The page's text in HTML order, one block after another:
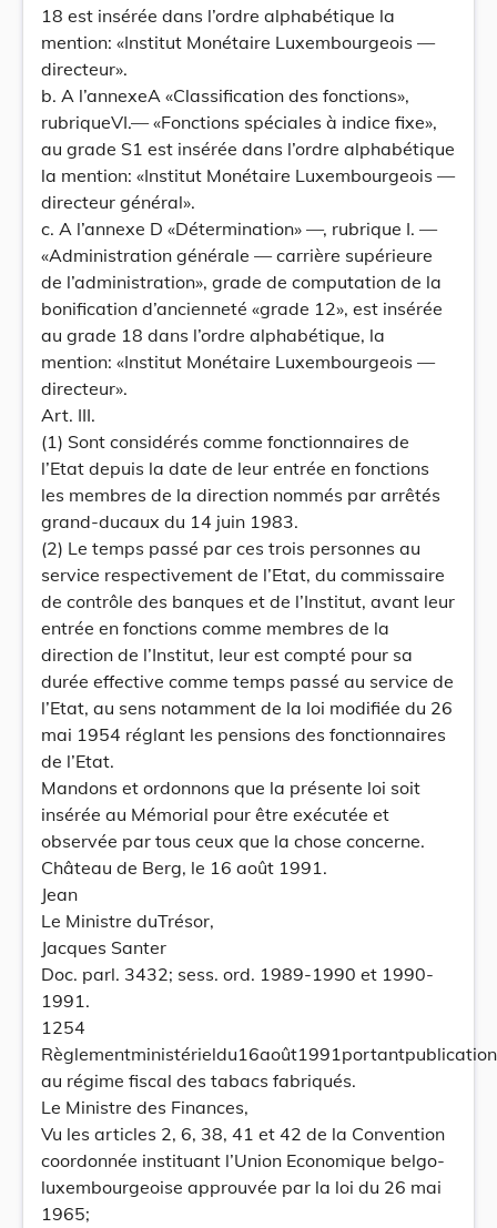
18 est insérée dans l’ordre alphabétique la
mention: «Institut Monétaire Luxembourgeois —
directeur».
b. A l’annexeA «Classification des fonctions»,
rubriqueVI.— «Fonctions spéciales à indice fixe»,
au grade S1 est insérée dans l’ordre alphabétique
la mention: «Institut Monétaire Luxembourgeois —
directeur général».
c. A l’annexe D «Détermination» —, rubrique I. —
«Administration générale — carrière supérieure
de l’administration», grade de computation de la
bonification d’ancienneté «grade 12», est insérée
au grade 18 dans l’ordre alphabétique, la
mention: «Institut Monétaire Luxembourgeois —
directeur».
Art. III.
(1) Sont considérés comme fonctionnaires de
l’Etat depuis la date de leur entrée en fonctions
les membres de la direction nommés par arrêtés
grand-ducaux du 14 juin 1983.
(2) Le temps passé par ces trois personnes au
service respectivement de l’Etat, du commissaire
de contrôle des banques et de l’Institut, avant leur
entrée en fonctions comme membres de la
direction de l’Institut, leur est compté pour sa
durée effective comme temps passé au service de
l’Etat, au sens notamment de la loi modifiée du 26
mai 1954 réglant les pensions des fonctionnaires
de l’Etat.
Mandons et ordonnons que la présente loi soit
insérée au Mémorial pour être exécutée et
observée par tous ceux que la chose concerne.
Château de Berg, le 16 août 1991.
Jean
Le Ministre duTrésor,
Jacques Santer
Doc. parl. 3432; sess. ord. 1989-1990 et 1990-
1991.
1254
au régime fiscal des tabacs fabriqués.
Le Ministre des Finances,
Vu les articles 2, 6, 38, 41 et 42 de la Convention
coordonnée instituant l’Union Economique belgo-
luxembourgeoise approuvée par la loi du 26 mai
1965;